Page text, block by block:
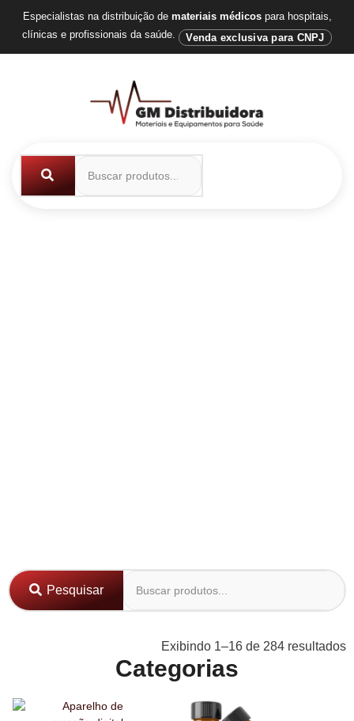
Especialistas na distribuição de materiais médicospara hospitais,
clínicas e profissionais da saúde.
Venda exclusiva para CNPJ
Pesquisar
Exibindo 1–16 de 284 resultados
Categorias